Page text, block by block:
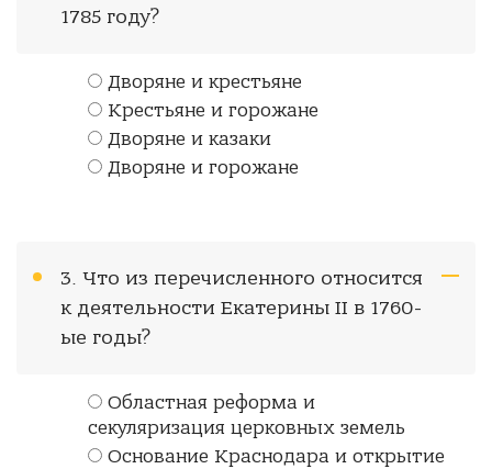
1785 году?
Дворяне и крестьяне
Крестьяне и горожане
Дворяне и казаки
Дворяне и горожане
3. Что из перечисленного относится
к деятельности Екатерины II в 1760-
ые годы?
Областная реформа и
секуляризация церковных земель
Основание Краснодара и открытие